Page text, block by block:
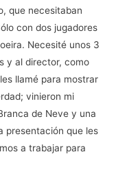
que necesitaban
con dos jugadores
Necesité unos 3
y al director, como
llamé para mostrar
vinieron mi
de Neve y una
presentación que les
a trabajar para